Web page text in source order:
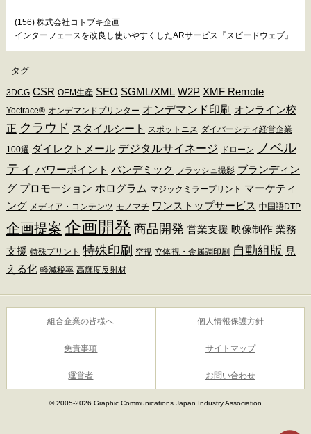
(156) 株式会社コトブキ企画
インターフェースを改良し使いやすくしたARサービス『スピードウェブ』
タグ
3DCG CSR OEM生産 SEO SGML/XML W2P XMF Remote
Yoctrace® オンデマンドプリンター オンデマンド印刷 オンライン校
正 クラウド スタイルシート スポットニス ダイバーシティ経営企業
100選 ダイレクトメール デジタルサイネージ ドローン
ノベル
ティ パワーポイント パンデミック フラッシュ撮影 ブランディン
グ プロモーション ホログラム マジックミラープリント マーケティ
ング メディア・コンテンツ モノマチ ワンストップサービス 中国語DTP
企画提案 企画開発 商品開発 営業支援 映像制作 業務
支援 特殊プリント 特殊印刷 空視 立体視・金属調印刷 自動組版 見
える化 軽減税率 高輝度反射材
組合企業の皆様へ 個人情報保護方針
免責事項 サイトマップ
運営者 お問い合わせ
© 2005-2026 Graphic Communications Japan Industry Association